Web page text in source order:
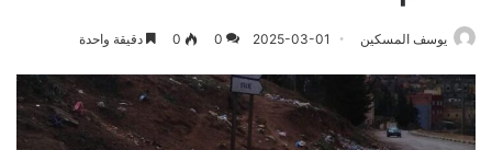
يوسف المسكين 2025-03-01
0
0 دقيقة واحدة